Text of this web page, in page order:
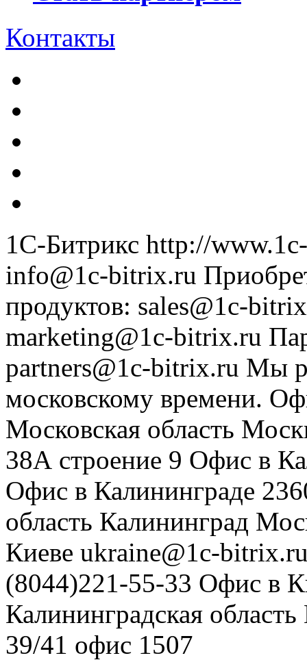
Контакты
1С-Битрикс http://
info@1c-bitrix.ru
продуктов: sales@1c-
marketing@1c-bitrix.ru
partners@1c-bitrix.ru Мы
московскому времени.
Московская область
38А строение 9 Офис в
Офис в Калининграде
область Калининград
Киеве ukraine@1c-
(8044)221-55-33 Офис в
Калининградская область
39/41 офис 1507